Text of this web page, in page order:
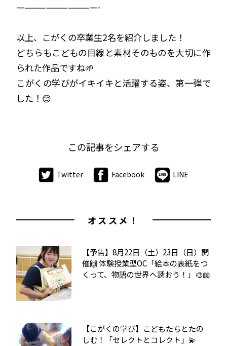
———————————-
以上、こがくの卒業生2名を紹介しました！
どちらもこどもの目線と素材そのものを大切に作
られた作品ですね🌱
こがくの学びがイキイキと活躍する姿、第一弾で
した！😊
この記事をシェアする
Twitter Facebook LINE
オススメ！
【予告】8月22日（土）23日（日）開
催🙌 体験授業型OC「絵本の表紙をつ
くって、物語の世界へ誘おう！」🎨📖
【こがくの学び】こどもたちとたの
しむ！「セレクトとコレクト」💫